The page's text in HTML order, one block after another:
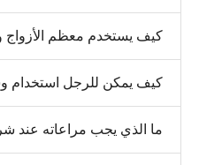
كيف يستخدم معظم الأزواج
كيف يمكن للرجل استخدام
ما الذي يجب مراعاته عند